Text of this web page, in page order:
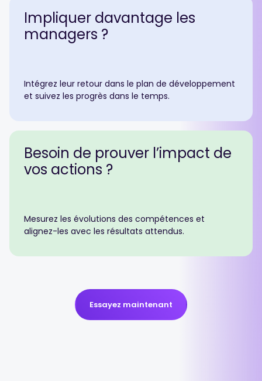
Impliquer davantage les
managers ?
Intégrez leur retour dans le plan de développement
et suivez les progrès dans le temps.
Besoin de prouver l’impact de
vos actions ?
Mesurez les évolutions des compétences et
alignez-les avec les résultats attendus.
Essayez maintenant